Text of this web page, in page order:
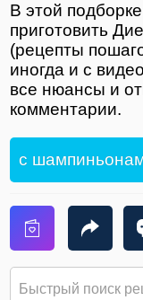
В этой
приготовить
(рецепты
иногда и с
все нюансы и
комментарии.
с